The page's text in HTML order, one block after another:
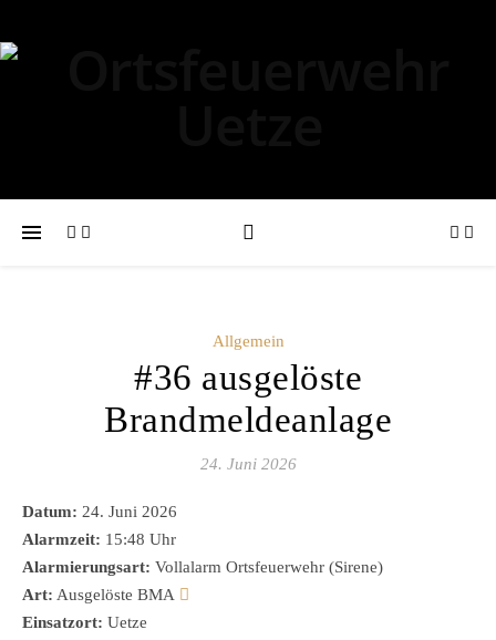
Allgemein
#36 ausgelöste
Brandmeldeanlage
24. Juni 2026
Datum: 24. Juni 2026
Alarmzeit: 15:48 Uhr
Alarmierungsart: Vollalarm Ortsfeuerwehr (Sirene)
Art: Ausgelöste BMA
Einsatzort: Uetze